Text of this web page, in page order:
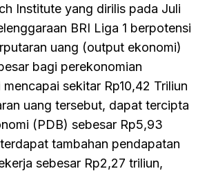
Institute yang dirilis pada Juli
BRI Liga 1 berpotensi
uang (output ekonomi)
bagi perekonomian
sekitar Rp10,42 Triliun
uang tersebut, dapat tercipta
(PDB) sebesar Rp5,93
tambahan pendapatan
sebesar Rp2,27 triliun,